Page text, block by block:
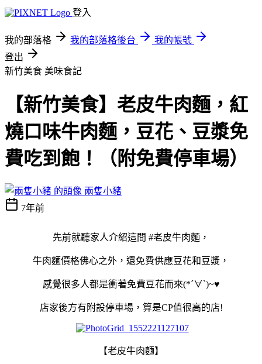
登入
我的部落格 我的部落格後台
我的帳號
登出
新竹美食 美味食記
【新竹美食】老皮牛肉麵，紅
燒口味牛肉麵，豆花、豆漿免
費吃到飽！（附免費停車場）
兩隻小豬
7年前
先前就聽家人介紹這間 #老皮牛肉麵，
牛肉麵價格佛心之外，還免費供應豆花和豆漿，
感覺很多人都是衝著免費豆花而來(*´∀`)~♥
店家後方有附設停車場，算是CP值很高的店!
【老皮牛肉麵】